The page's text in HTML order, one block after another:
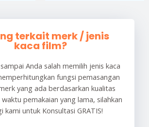
terkait merk / jenis
kaca film?
sampai Anda salah memilih jenis kaca
fungsi pemasangan
yang ada berdasarkan kualitas
pemakaian yang lama, silahkan
kami untuk Konsultasi GRATIS!